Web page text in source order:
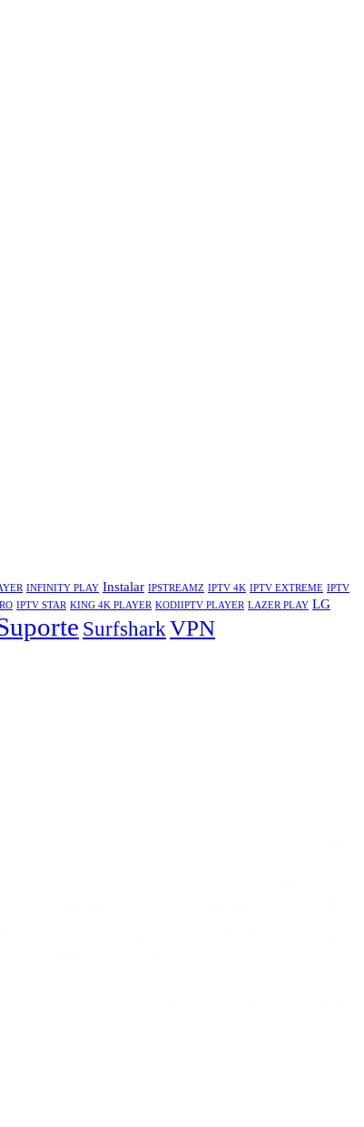
INFINITY PLAY Instalar IPSTREAMZ IPTV 4K IPTV EXTREME IPTV
IPTV STAR KING 4K PLAYER KODIIPTV PLAYER LAZER PLAY LG
SurfsharkVPN